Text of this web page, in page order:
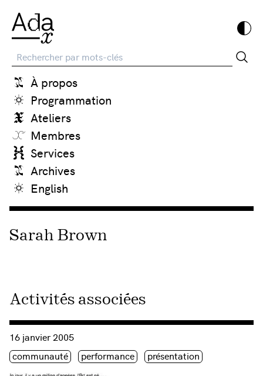
Recherche
À propos
Programmation
Ateliers
Membres
Services
Archives
English
Sarah Brown
Activités associées
Consulter « Fête internationale de l’Art 2005 »
16 janvier 2005
Étiquette(s)
communauté performance présentation